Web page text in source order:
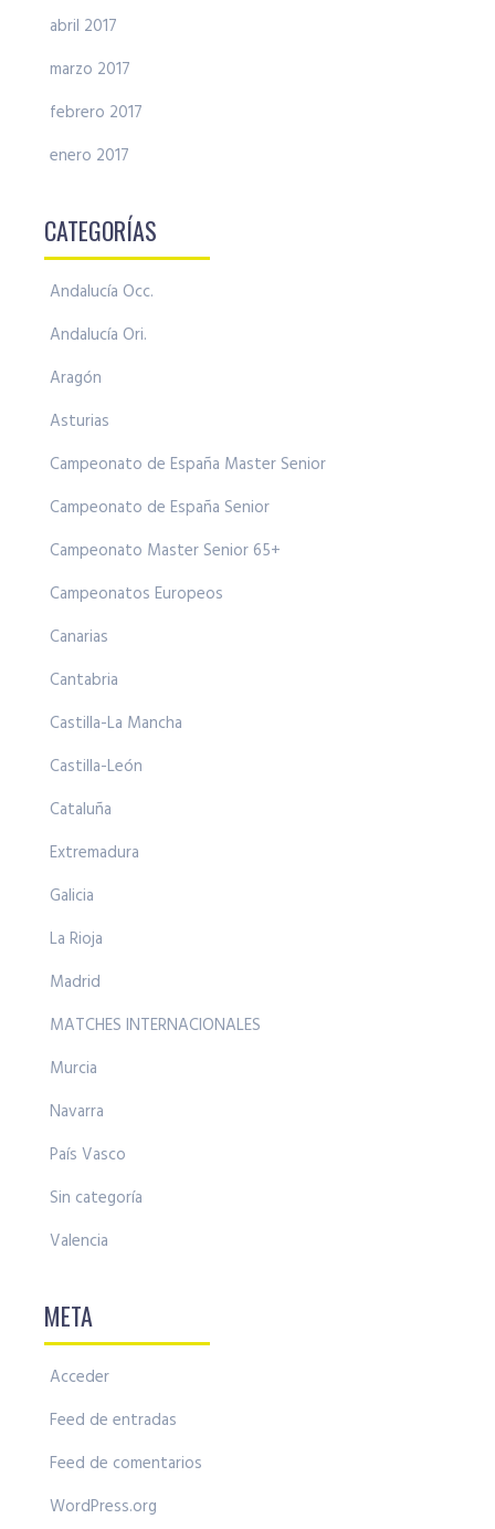
abril 2017
marzo 2017
febrero 2017
enero 2017
CATEGORÍAS
Andalucía Occ.
Andalucía Ori.
Aragón
Asturias
Campeonato de España Master Senior
Campeonato de España Senior
Campeonato Master Senior 65+
Campeonatos Europeos
Canarias
Cantabria
Castilla-La Mancha
Castilla-León
Cataluña
Extremadura
Galicia
La Rioja
Madrid
MATCHES INTERNACIONALES
Murcia
Navarra
País Vasco
Sin categoría
Valencia
META
Acceder
Feed de entradas
Feed de comentarios
WordPress.org